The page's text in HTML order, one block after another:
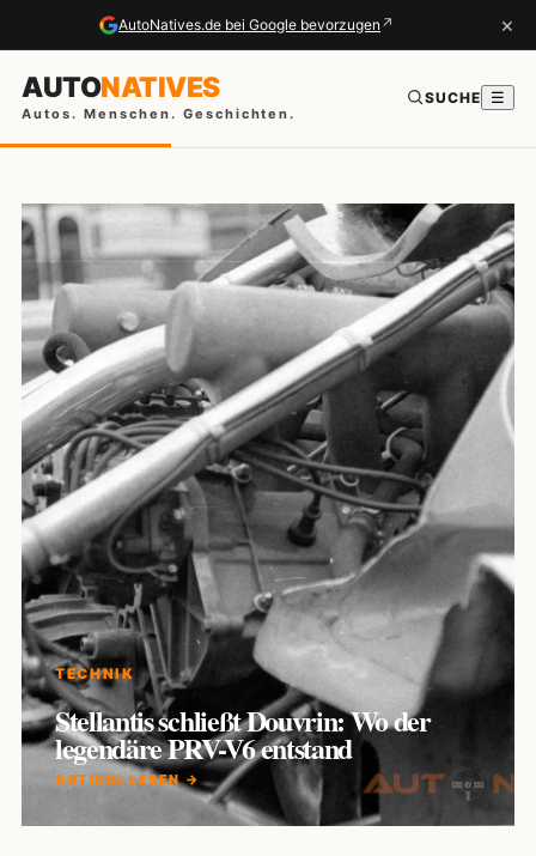
AutoNatives.de bei Google bevorzugen ↗ ×
AUTONATIVES
Autos. Menschen. Geschichten.
SUCHE ☰
TECHNIK
Stellantis schließt Douvrin: Wo der
legendäre PRV-V6 entstand
ARTIKEL LESEN →